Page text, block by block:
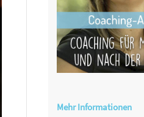
Mehr Informationen